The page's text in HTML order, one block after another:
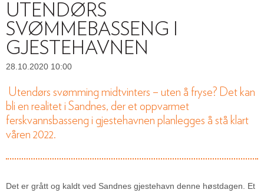
UTENDØRS
SVØMMEBASSENG I
GJESTEHAVNEN
28.10.2020 10:00
Utendørs svømming midtvinters – uten å fryse? Det kan
bli en realitet i Sandnes, der et oppvarmet
ferskvannsbasseng i gjestehavnen planlegges å stå klart
våren 2022.
Det er grått og kaldt ved Sandnes gjestehavn denne høstdagen. Et